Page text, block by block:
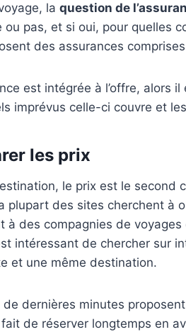
la question de
ou pas, et si oui, pour quelles
des assurances
est intégrée à l’offre,
imprévus celle-ci couvre et
les prix
le prix est le second
plupart des sites cherchent à
à des compagnies de
intéressant de chercher sur
et une même destination.
de dernières minutes
de réserver longtemps en